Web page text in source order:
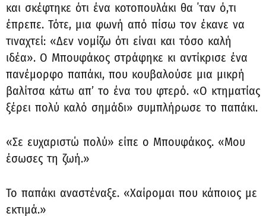
και σκέφτηκε ότι ένα κοτοπουλάκι θα ΄ταν ό,τι
έπρεπε. Τότε, μια φωνή από πίσω τον έκανε να
τιναχτεί: «Δεν νομίζω ότι είναι και τόσο καλή
ιδέα». Ο Μπουφάκος στράφηκε κι αντίκρισε ένα
πανέμορφο παπάκι, που κουβαλούσε μια μικρή
βαλίτσα κάτω απ’ το ένα του φτερό. «Ο κτηματίας
ξέρει πολύ καλό σημάδι» συμπλήρωσε το παπάκι.
«Σε ευχαριστώ πολύ» είπε ο Μπουφάκος. «Μου
έσωσες τη ζωή.»
Το παπάκι αναστέναξε. «Χαίρομαι που κάποιος με
εκτιμά.»